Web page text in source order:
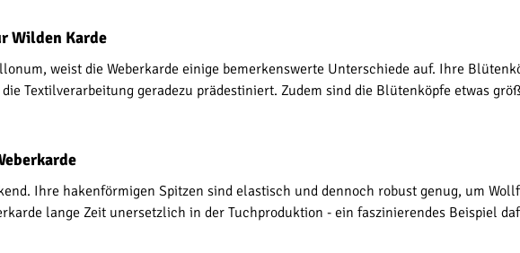
Wilden Karde
weist die Weberkarde einige bemerkenswerte Unterschiede auf. Ihre
Textilverarbeitung geradezu prädestiniert. Zudem sind die Blütenköpfe etwas
Ihre hakenförmigen Spitzen sind elastisch und dennoch robust genug, um
lange Zeit unersetzlich in der Tuchproduktion - ein faszinierendes Beispiel